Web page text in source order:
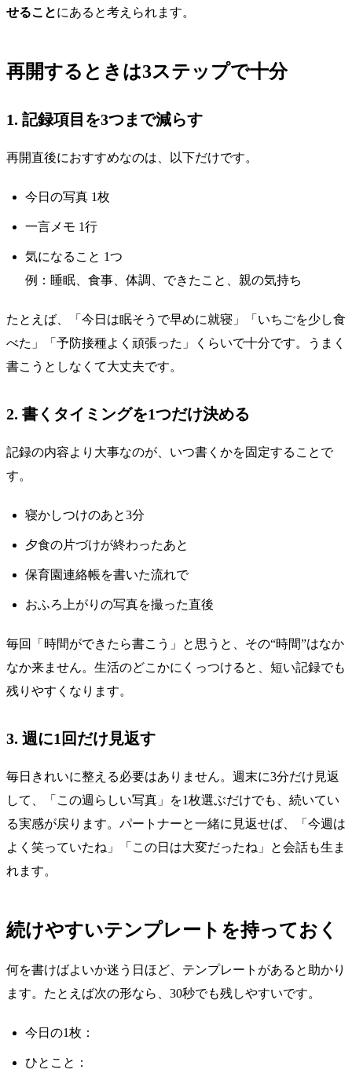
せることにあると考えられます。
再開するときは3ステップで十分
1. 記録項目を3つまで減らす
再開直後におすすめなのは、以下だけです。
今日の写真 1枚
一言メモ 1行
気になること 1つ
例：睡眠、食事、体調、できたこと、親の気持ち
たとえば、「今日は眠そうで早めに就寝」「いちごを少し食
べた」「予防接種よく頑張った」くらいで十分です。うまく
書こうとしなくて大丈夫です。
2. 書くタイミングを1つだけ決める
記録の内容より大事なのが、いつ書くかを固定することで
す。
寝かしつけのあと3分
夕食の片づけが終わったあと
保育園連絡帳を書いた流れで
おふろ上がりの写真を撮った直後
毎回「時間ができたら書こう」と思うと、その“時間”はなか
なか来ません。生活のどこかにくっつけると、短い記録でも
残りやすくなります。
3. 週に1回だけ見返す
毎日きれいに整える必要はありません。週末に3分だけ見返
して、「この週らしい写真」を1枚選ぶだけでも、続いてい
る実感が戻ります。パートナーと一緒に見返せば、「今週は
よく笑っていたね」「この日は大変だったね」と会話も生ま
れます。
続けやすいテンプレートを持っておく
何を書けばよいか迷う日ほど、テンプレートがあると助かり
ます。たとえば次の形なら、30秒でも残しやすいです。
今日の1枚：
ひとこと：